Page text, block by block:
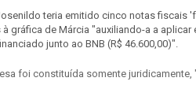
teria emitido cinco notas fiscais
gráfica de Márcia "auxiliando-a a aplicar
junto ao BNB (R$ 46.600,00)".
foi constituída somente